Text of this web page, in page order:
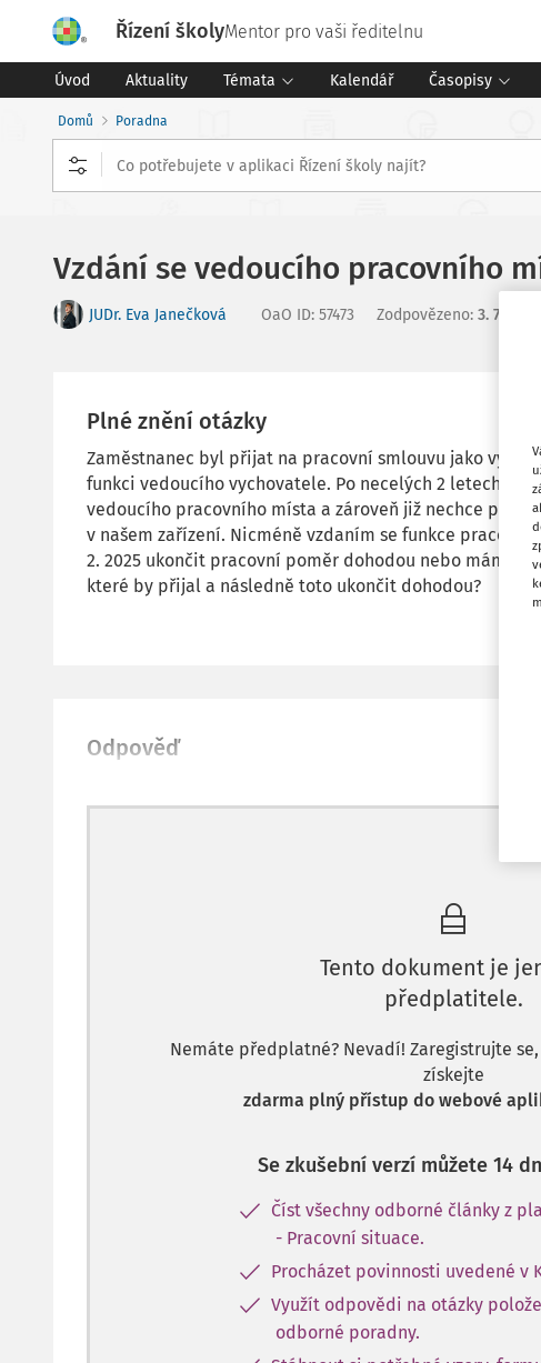
Řízení školyMentor pro vaši ředitelnu
Úvod Aktuality Témata Kalendář Časopisy
Domů Poradna
Vzdání se vedoucího pracovního
JUDr. Eva Janečková OaO ID: 57473 Zodpovězeno: 3. 7. 2026
Plné znění otázky
Zaměstnanec byl přijat na pracovní smlouvu jako
funkci vedoucího vychovatele. Po necelých 2 letech se
vedoucího pracovního místa a zároveň již nechce
v našem zařízení. Nicméně vzdaním se funkce pracovní
2. 2025 ukončit pracovní poměr dohodou nebo máme
které by přijal a následně toto ukončit dohodou?
Odpověď
Tento dokument je
předplatitele.
Nemáte předplatné? Nevadí! Zaregistrujte
získejte
zdarma plný přístup do webové
Se zkušební verzí můžete 14
Číst všechny odborné články z
- Pracovní situace.
Procházet povinnosti uvedené v
Využít odpovědi na otázky
odborné poradny.